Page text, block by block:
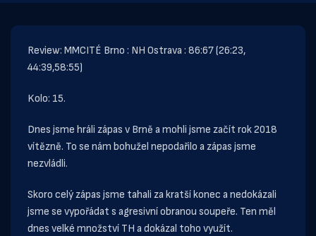
Review: MMCITÉ Brno : NH Ostrava : 86:67 (26:23,
44:39,58:55)
Kolo: 15.
Dnes jsme hráli zápas v Brně a mohli jsme začít rok 2018
vítězně. To se nám bohužel nepodařilo a zápas jsme
nezvládli.
Skoro celý zápas jsme tahali za kratší konec a nedokázali
jsme se vypořádat s agresivní obranou soupeře. Ten měl
dnes velké množství TH a dokázal toho využít.